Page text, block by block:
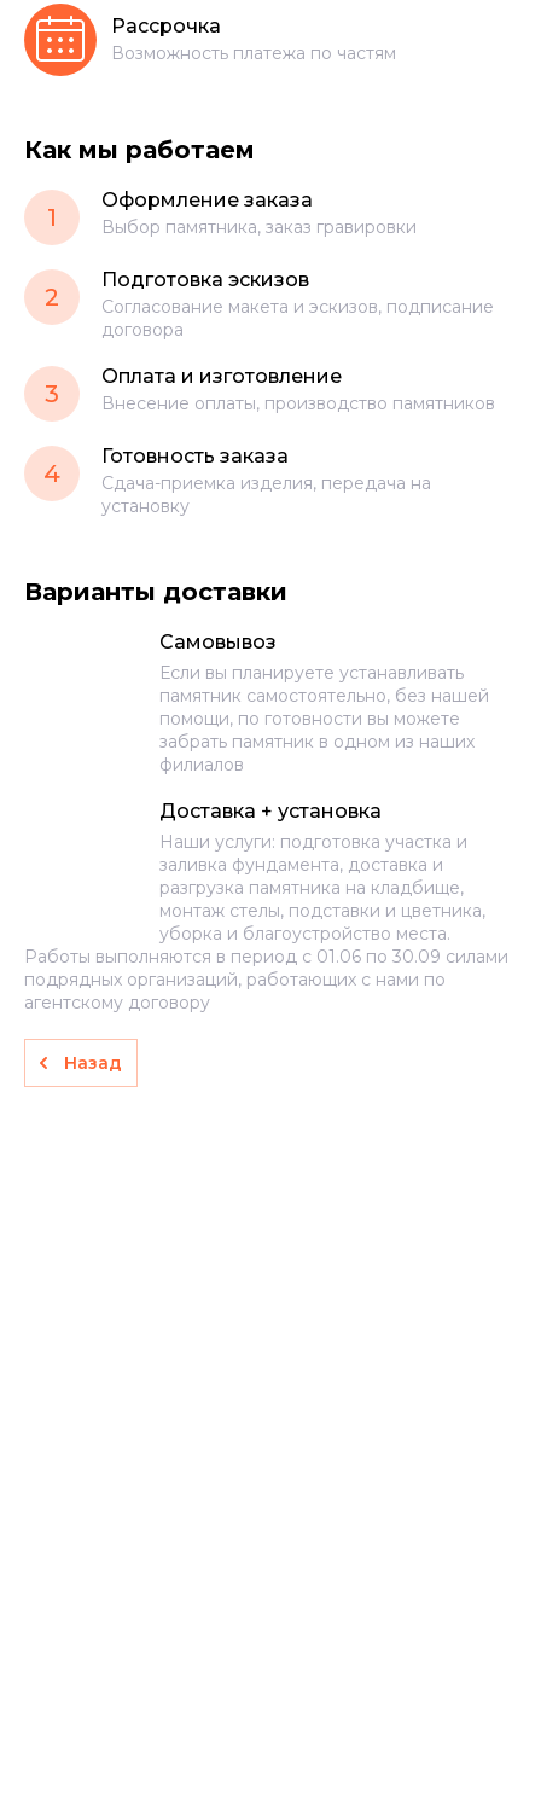
Рассрочка
Возможность платежа по частям
Как мы работаем
1
Оформление заказа
Выбор памятника, заказ гравировки
2
Подготовка эскизов
Согласование макета и эскизов, подписание
договора
3
Оплата и изготовление
Внесение оплаты, производство памятников
4
Готовность заказа
Сдача-приемка изделия, передача на
установку
Варианты доставки
Самовывоз
Если вы планируете устанавливать
памятник самостоятельно, без нашей
помощи, по готовности вы можете
забрать памятник в одном из наших
филиалов
Доставка + установка
Наши услуги: подготовка участка и
заливка фундамента, доставка и
разгрузка памятника на кладбище,
монтаж стелы, подставки и цветника,
уборка и благоустройство места.
Работы выполняются в период с 01.06 по 30.09 силами
подрядных организаций, работающих с нами по
агентскому договору
Назад